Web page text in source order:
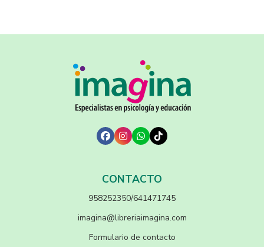
CONTACTO
958252350/641471745
imagina@libreriaimagina.com
Formulario de contacto